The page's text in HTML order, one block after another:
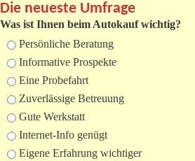
Die neueste Umfrage
Was ist Ihnen beim Autokauf wichtig?
Auswahlmöglichkeiten
Persönliche Beratung
Informative Prospekte
Eine Probefahrt
Zuverlässige Betreuung
Gute Werkstatt
Internet-Info genügt
Eigene Erfahrung wichtiger